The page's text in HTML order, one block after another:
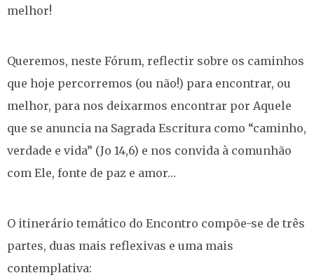
melhor!
Queremos, neste Fórum, reflectir sobre os caminhos
que hoje percorremos (ou não!) para encontrar, ou
melhor, para nos deixarmos encontrar por Aquele
que se anuncia na Sagrada Escritura como “caminho,
verdade e vida” (Jo 14,6) e nos convida à comunhão
com Ele, fonte de paz e amor…
O itinerário temático do Encontro compõe-se de três
partes, duas mais reflexivas e uma mais
contemplativa: